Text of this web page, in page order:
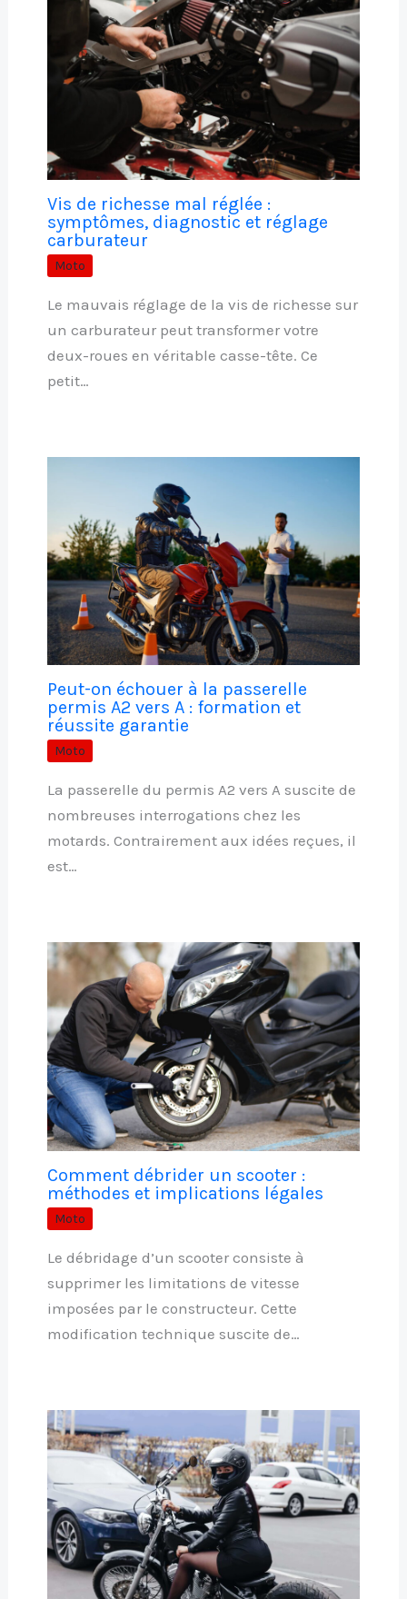
Vis de richesse mal réglée :
symptômes, diagnostic et réglage
carburateur
Moto
Le mauvais réglage de la vis de richesse sur
un carburateur peut transformer votre
deux-roues en véritable casse-tête. Ce
petit…
Peut-on échouer à la passerelle
permis A2 vers A : formation et
réussite garantie
Moto
La passerelle du permis A2 vers A suscite de
nombreuses interrogations chez les
motards. Contrairement aux idées reçues, il
est…
Comment débrider un scooter :
méthodes et implications légales
Moto
Le débridage d’un scooter consiste à
supprimer les limitations de vitesse
imposées par le constructeur. Cette
modification technique suscite de…